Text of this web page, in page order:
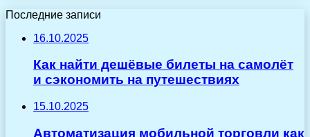
Последние записи
16.10.2025
Как найти дешёвые билеты на самолёт
и сэкономить на путешествиях
15.10.2025
Автоматизация мобильной торговли как